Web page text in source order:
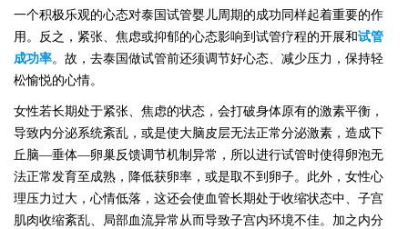
一个积极乐观的心态对泰国试管婴儿周期的成功同样起着重要的作
用。反之，紧张、焦虑或抑郁的心态影响到试管疗程的开展和试管
成功率。故，去泰国做试管前还须调节好心态、减少压力，保持轻
松愉悦的心情。
女性若长期处于紧张、焦虑的状态，会打破身体原有的激素平衡，
导致内分泌系统紊乱，或是使大脑皮层无法正常分泌激素，造成下
丘脑—垂体—卵巢反馈调节机制异常，所以进行试管时使得卵泡无
法正常发育至成熟，降低获卵率，或是取不到卵子。此外，女性心
理压力过大，心情低落，这还会使血管长期处于收缩状态中、子宫
肌肉收缩紊乱、局部血流异常从而导致子宫内环境不佳。加之内分